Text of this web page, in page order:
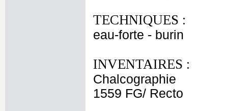
TECHNIQUES :
eau-forte - burin
INVENTAIRES :
Chalcographie
1559 FG/ Recto